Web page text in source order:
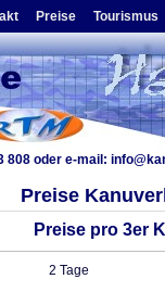
Preise Tourismus
808 oder e-mail:
Preise
Preise pro 3er
2 Tage